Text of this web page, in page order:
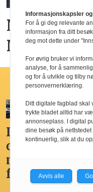
Ny
Norge
Ikke
overdådig,
men
fristende
Her
du
Informasjonskapsler
For å gi deg relevante
informasjon fra ditt
deg mot dette under
For øvrig bruker vi
analyse, for å
og for å utvikle og tilby
personvernerklæring.
Ditt digitale fagblad
trykte bladet alltid har
annonseplass. I digital
dine besøk på
kontinuerlig, slik at du
Avvis alle